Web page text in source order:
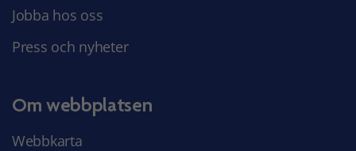
Jobba hos oss
Press och nyheter
Om webbplatsen
Webbkarta